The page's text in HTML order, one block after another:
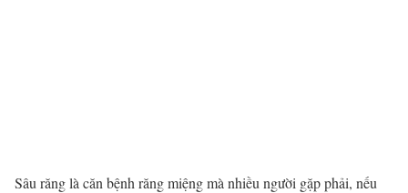
Sâu răng là căn bệnh răng miệng mà nhiều người gặp phải, nếu